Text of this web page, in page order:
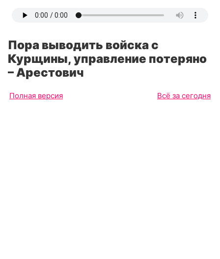
Пора выводить войска с
Курщины, управление потеряно
– Арестович
Полная версия Всё за сегодня